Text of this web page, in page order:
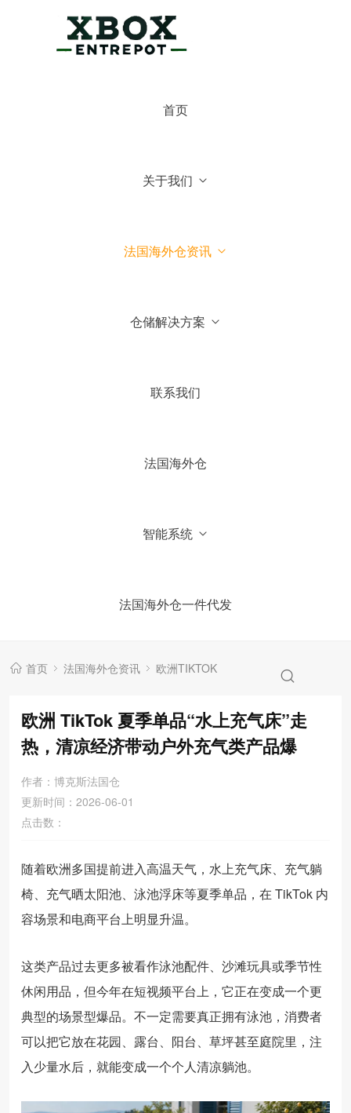
首页
关于我们
法国海外仓资讯
仓储解决方案
联系我们
法国海外仓
智能系统
法国海外仓一件代发
首页 法国海外仓资讯 欧洲TIKTOK
欧洲 TikTok 夏季单品“水上充气床”走
热，清凉经济带动户外充气类产品爆
作者：博克斯法国仓
更新时间：2026-06-01
点击数：
随着欧洲多国提前进入高温天气，水上充气床、充气躺
椅、充气晒太阳池、泳池浮床等夏季单品，在 TikTok 内
容场景和电商平台上明显升温。
这类产品过去更多被看作泳池配件、沙滩玩具或季节性
休闲用品，但今年在短视频平台上，它正在变成一个更
典型的场景型爆品。不一定需要真正拥有泳池，消费者
可以把它放在花园、露台、阳台、草坪甚至庭院里，注
入少量水后，就能变成一个个人清凉躺池。
3.我们可以到法国参观你们仓
4.你们国内有公司吗？